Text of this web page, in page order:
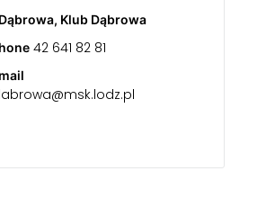
Klub Dąbrowa
42 641 82 81